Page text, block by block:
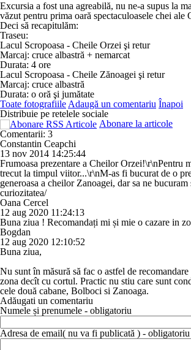
Excursia a fost una agreabilă, nu ne-a supus la
văzut pentru prima oară spectaculoasele chei ale
Deci să recapitulăm:
Traseu:
Lacul Scropoasa - Cheile Orzei şi retur
Marcaj: cruce albastră + nemarcat
Durata: 4 ore
Lacul Scropoasa - Cheile Zănoagei şi retur
Marcaj: cruce albastră
Durata: o oră şi jumătate
Toate fotografiile Adaugă un comentariu Înapoi
Distribuie pe retelele sociale
Abonare la articole
Comentarii: 3
Constantin Ceapchi
13 nov 2014 14:25:44
Frumoasa prezentare a Cheilor Orzei!\r\nPentru
trecut la timpul viitor...\r\nM-as fi bucurat de o
generoasa a cheilor Zanoagei, dar sa ne
curiozitatea/
Oana Cercel
12 aug 2020 11:24:13
Buna ziua ! Recomandați mi și mie o cazare in
Bogdan
12 aug 2020 12:10:52
Buna ziua,
Nu sunt în măsură să fac o astfel de
zona decît cu cortul. Practic nu stiu care sunt
cele două cabane, Bolboci si Zanoaga.
Adăugati un comentariu
Numele și prenumele - obligatoriu
Adresa de email( nu va fi publicată ) - obligatoriu